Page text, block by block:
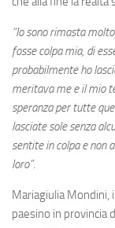
“Io sono rimasta
fosse colpa mia, di
probabilmente ho
meritava me e il mio
speranza per tutte
lasciate sole senza
sentite in colpa e non
loro”.
Mariagiulia Mondini,
paesino in provincia